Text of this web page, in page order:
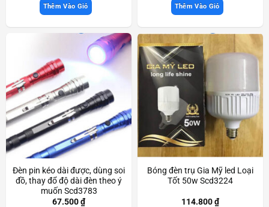
Thêm Vào Giỏ Thêm Vào Giỏ
Đèn pin kéo dài được, dùng soi
đồ, thay đổ độ dài đèn theo ý
muốn Scd3783
67.500₫
Bóng đèn trụ Gia Mỹ led Loại
Tốt 50w Scd3224
114.800₫